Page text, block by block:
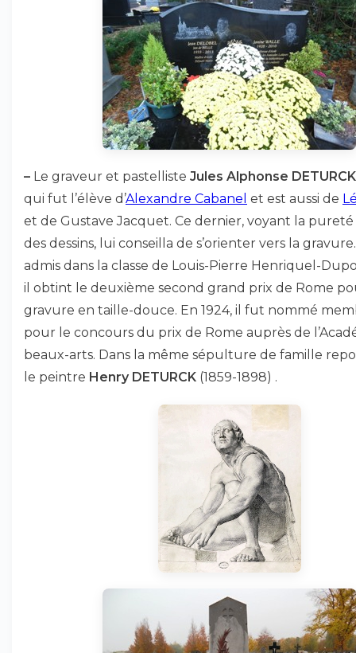
– Le graveur et pastelliste Jules Alphonse DETURCK
qui fut l’élève d’Alexandre Cabanel et est aussi de
et de Gustave Jacquet. Ce dernier, voyant la pureté
des dessins, lui conseilla de s’orienter vers la
admis dans la classe de Louis-Pierre Henriquel-
il obtint le deuxième second grand prix de Rome
gravure en taille-douce. En 1924, il fut nommé
pour le concours du prix de Rome auprès de
beaux-arts. Dans la même sépulture de famille
le peintre Henry DETURCK (1859-1898) .